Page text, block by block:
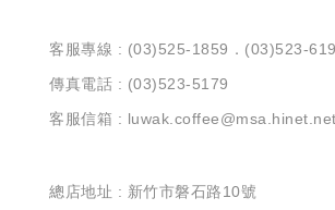
客服專線 : (03)525-1859．(03)523-
傳真電話 : (03)523-5179
客服信箱 : luwak.coffee@msa.hinet.net
總店地址 : 新竹市磐石路10號